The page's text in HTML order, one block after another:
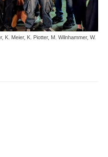
K. Meier, K. Piotter, M. Wilnhammer, W.